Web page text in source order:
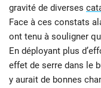
gravité de diverses
Face à ces constats
ont tenu à souligner
En déployant plus
effet de serre dans le
y aurait de bonnes